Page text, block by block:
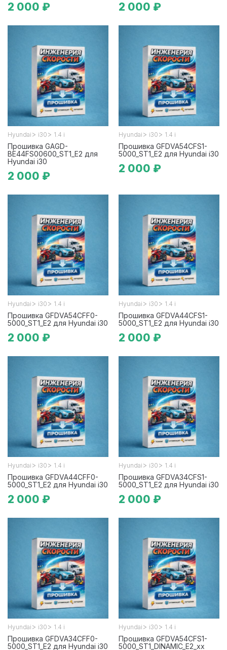
2 000 ₽ 2 000 ₽
Hyundai > i30 > 1.4 i
Прошивка GAGD-
BE44FS00600_ST1_E2 для
Hyundai i30
2 000 ₽
Hyundai > i30 > 1.4 i
Прошивка GFDVA54CFS1-
5000_ST1_E2 для Hyundai i30
2 000 ₽
Hyundai > i30 > 1.4 i
Прошивка GFDVA54CFF0-
5000_ST1_E2 для Hyundai i30
2 000 ₽
Hyundai > i30 > 1.4 i
Прошивка GFDVA44CFS1-
5000_ST1_E2 для Hyundai i30
2 000 ₽
Hyundai > i30 > 1.4 i
Прошивка GFDVA44CFF0-
5000_ST1_E2 для Hyundai i30
2 000 ₽
Hyundai > i30 > 1.4 i
Прошивка GFDVA34CFS1-
5000_ST1_E2 для Hyundai i30
2 000 ₽
Hyundai > i30 > 1.4 i
Прошивка GFDVA34CFF0-
5000_ST1_E2 для Hyundai i30
Hyundai > i30 > 1.4 i
Прошивка GFDVA54CFS1-
5000_ST1_DINAMIC_E2_xx